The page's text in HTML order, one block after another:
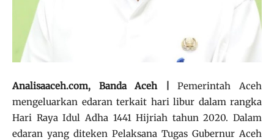
Analisaaceh.com, Banda Aceh |
Pemerintah Aceh
mengeluarkan edaran terkait hari libur dalam rangka
Hari Raya Idul Adha 1441 Hijriah tahun 2020. Dalam
edaran yang diteken Pelaksana Tugas Gubernur Aceh